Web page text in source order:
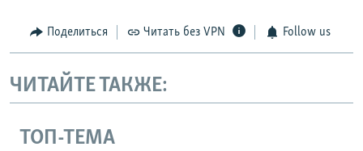
Поделиться Читать без VPN Follow us
ЧИТАЙТЕ ТАКЖЕ:
ТОП-ТЕМА